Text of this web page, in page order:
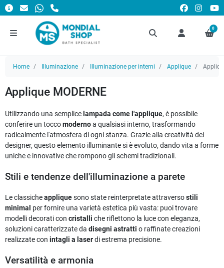
0
Home Illuminazione Illuminazione per interni Applique
Applique MODERNE
Utilizzando una semplice lampada come l'applique, è possibile
conferire un toccomodernoa qualsiasi interno, trasformando
radicalmente l'atmosfera di ogni stanza. Grazie alla creatività dei
designer, questo elemento illuminante si è evoluto, dando vita a forme
uniche e innovative che rompono gli schemi tradizionali.
Stili e tendenze dell'illuminazione a parete
Le classicheappliquesono state reinterpretate attraversostili
minimal per fornire una varietà estetica più vasta: puoi trovare
modelli decorati con cristalli che riflettono la luce con eleganza,
soluzioni caratterizzate da disegni astratti o raffinate creazioni
realizzate con intagli a laserdi estrema precisione.
Versatilità e armonia